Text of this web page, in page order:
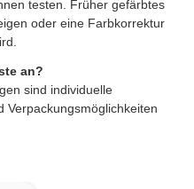
testen. Früher gefärbtes
oder eine Farbkorrektur
an?
sind individuelle
Verpackungsmöglichkeiten